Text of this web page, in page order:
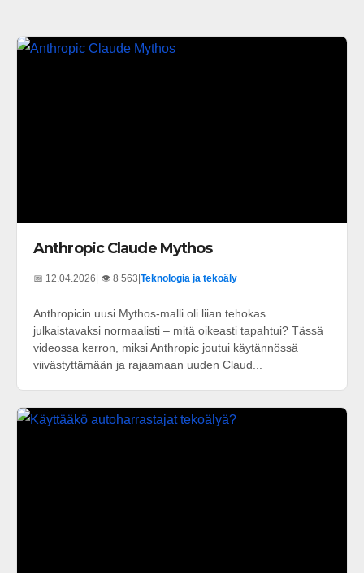
Anthropic Claude Mythos
📅 12.04.2026| 👁️ 8 563|Teknologia ja tekoäly
Anthropicin uusi Mythos-malli oli liian tehokas
julkaistavaksi normaalisti – mitä oikeasti tapahtui? Tässä
videossa kerron, miksi Anthropic joutui käytännössä
viivästyttämään ja rajaamaan uuden Claud...